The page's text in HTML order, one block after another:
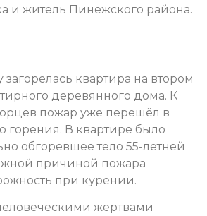
и житель Пинежского района.
загорелась квартира на втором
деревянного дома. К
пожар уже перешёл в
горения. В квартире было
обгоревшее тело 55-летней
причиной пожара
при курении.
жертвами